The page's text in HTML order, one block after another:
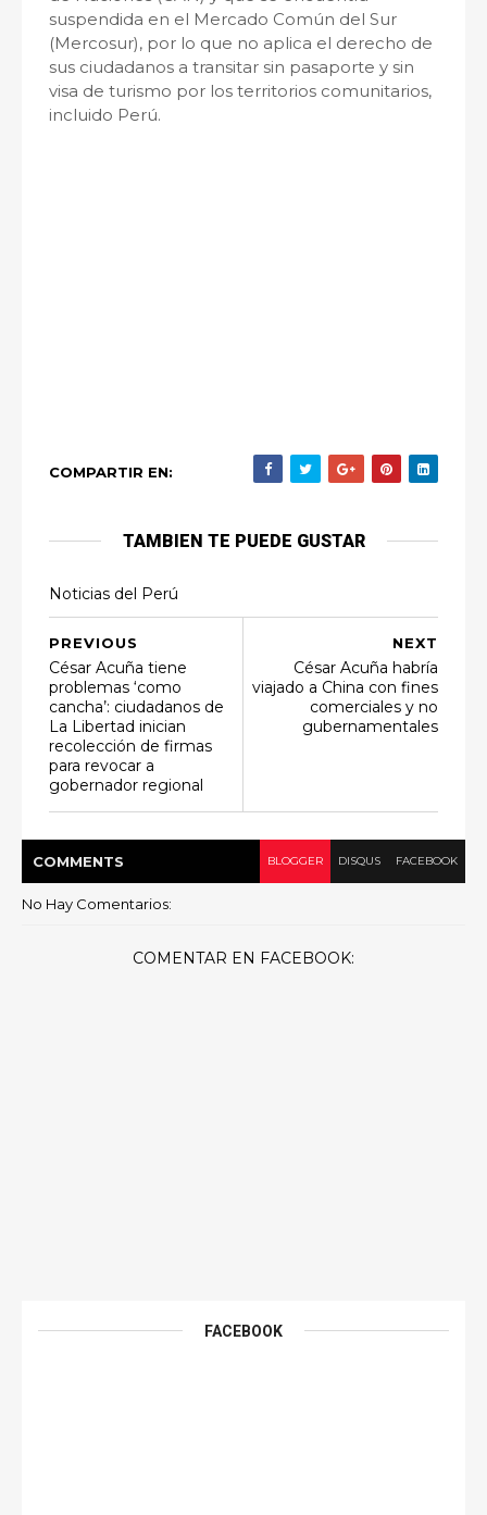
suspendida en el Mercado Común del Sur
(Mercosur), por lo que no aplica el derecho de
sus ciudadanos a transitar sin pasaporte y sin
visa de turismo por los territorios comunitarios,
incluido Perú.
COMPARTIR EN:
TAMBIEN TE PUEDE GUSTAR
Noticias del Perú
NEXT
César Acuña habría
viajado a China con fines
comerciales y no
gubernamentales
PREVIOUS
César Acuña tiene
problemas ‘como
cancha’: ciudadanos de
La Libertad inician
recolección de firmas
para revocar a
gobernador regional
COMMENTS BLOGGER DISQUS FACEBOOK
No Hay Comentarios:
COMENTAR EN FACEBOOK:
FACEBOOK